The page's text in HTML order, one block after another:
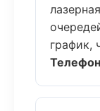
график,